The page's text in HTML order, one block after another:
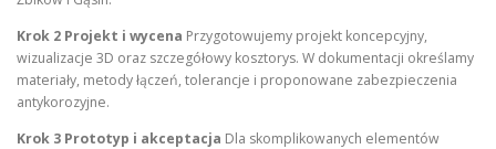
Krok 2 Projekt i wycena Przygotowujemy projekt koncepcyjny,
wizualizacje 3D oraz szczegółowy kosztorys. W dokumentacji określamy
materiały, metody łączeń, tolerancje i proponowane zabezpieczenia
antykorozyjne.
Krok 3 Prototyp i akceptacja Dla skomplikowanych elementów